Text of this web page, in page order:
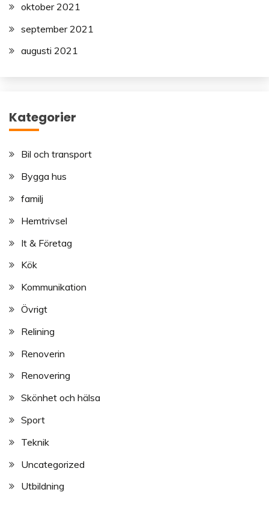
oktober 2021
september 2021
augusti 2021
Kategorier
Bil och transport
Bygga hus
familj
Hemtrivsel
It & Företag
Kök
Kommunikation
Övrigt
Relining
Renoverin
Renovering
Skönhet och hälsa
Sport
Teknik
Uncategorized
Utbildning